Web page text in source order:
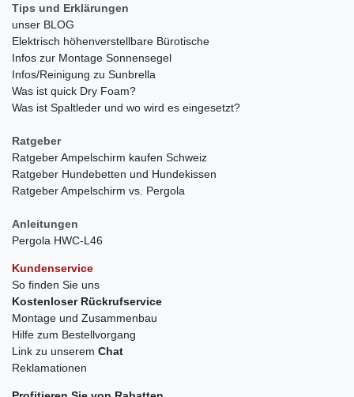
Tips und Erklärungen
unser BLOG
Elektrisch höhenverstellbare Bürotische
Infos zur Montage Sonnensegel
Infos/Reinigung zu Sunbrella
Was ist quick Dry Foam?
Was ist Spaltleder und wo wird es eingesetzt?
Ratgeber
Ratgeber Ampelschirm kaufen Schweiz
Ratgeber Hundebetten und Hundekissen
Ratgeber Ampelschirm vs. Pergola
Anleitungen
Pergola HWC-L46
Kundenservice
So finden Sie uns
Kostenloser Rückrufservice
Montage und Zusammenbau
Hilfe zum Bestellvorgang
Link zu unserem Chat
Reklamationen